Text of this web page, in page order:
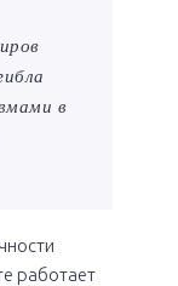
в
работает